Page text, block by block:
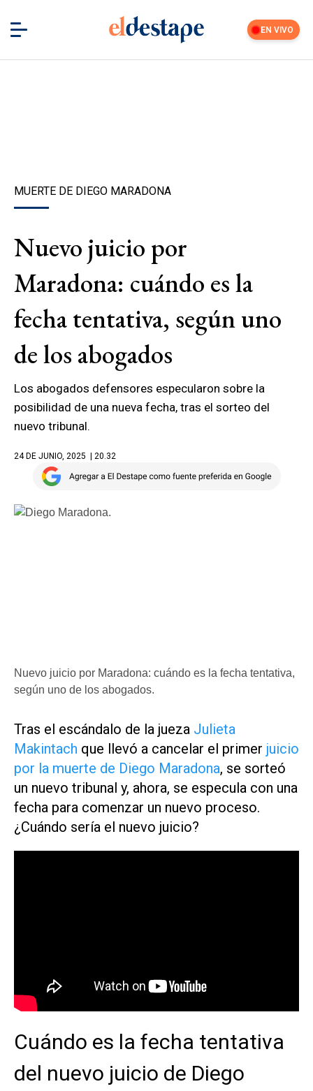
EN VIVO
MUERTE DE DIEGO MARADONA
Nuevo juicio por
Maradona: cuándo es la
fecha tentativa, según uno
de los abogados
Los abogados defensores especularon sobre la
posibilidad de una nueva fecha, tras el sorteo del
nuevo tribunal.
24 DE JUNIO, 2025 | 20.32
Nuevo juicio por Maradona: cuándo es la fecha tentativa,
según uno de los abogados.
Tras el escándalo de la jueza Julieta
Makintach que llevó a cancelar el primer juicio
por la muerte de Diego Maradona, se sorteó
un nuevo tribunal y, ahora, se especula con una
fecha para comenzar un nuevo proceso.
¿Cuándo sería el nuevo juicio?
Cuándo es la fecha tentativa
del nuevo juicio de Diego